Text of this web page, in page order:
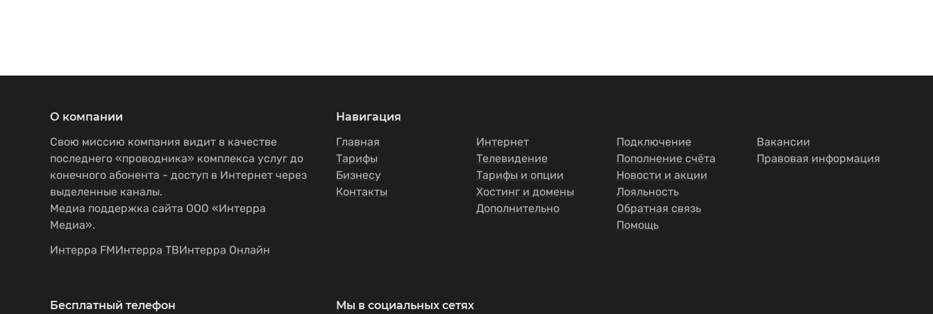
О компании
Свою миссию компания видит в качестве
последнего «проводника» комплекса услуг до
конечного абонента - доступ в Интернет через
выделенные каналы.
Медиа поддержка сайта ООО «Интерра
Медиа».
Интерра FMИнтерра ТВИнтерра Онлайн
Навигация
Главная
Тарифы
Бизнесу
Контакты
Интернет
Телевидение
Тарифы и опции
Хостинг и домены
Дополнительно
Подключение
Пополнение счёта
Новости и акции
Лояльность
Обратная связь
Помощь
Вакансии
Правовая информация
Бесплатный телефон Мы в социальных сетях